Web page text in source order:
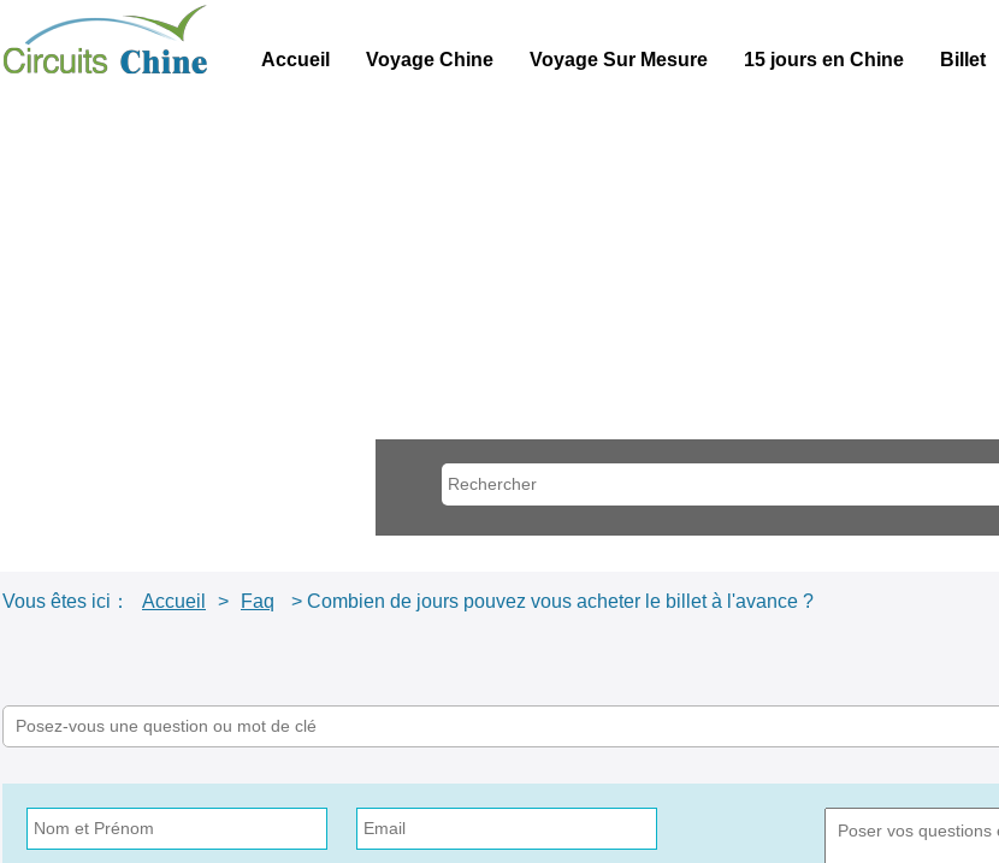
Accueil Voyage Chine Voyage Sur Mesure 15 jours en Chine Billet
Vous êtes ici： Accueil > Faq > Combien de jours pouvez vous acheter le billet à l'avance ?